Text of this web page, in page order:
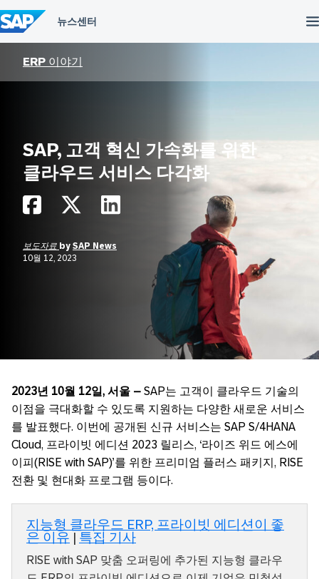
텐
츠
건
ERP 이야기
SAP, 고객 혁신 가속화를 위한
클라우드 서비스 다각화
보도자료 by SAP News
10월 12, 2023
2023년 10월 12일, 서울 – SAP는 고객이 클라우드 기술의
이점을 극대화할 수 있도록 지원하는 다양한 새로운 서비스
를 발표했다. 이번에 공개된 신규 서비스는 SAP S/4HANA
Cloud, 프라이빗 에디션 2023 릴리스, ‘라이즈 위드 에스에
이피(RISE with SAP)’를 위한 프리미엄 플러스 패키지, RISE
전환 및 현대화 프로그램 등이다.
지능형 클라우드 ERP, 프라이빗 에디션이 좋
은 이유 | 특집 기사
RISE with SAP 맞춤 오퍼링에 추가된 지능형 클라우